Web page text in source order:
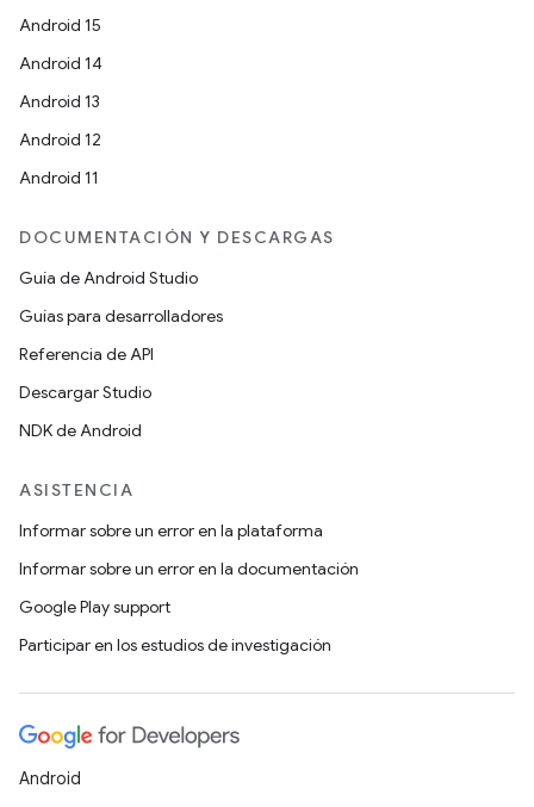
Android 15
Android 14
Android 13
Android 12
Android 11
DOCUMENTACIÓN Y DESCARGAS
Guía de Android Studio
Guías para desarrolladores
Referencia de API
Descargar Studio
NDK de Android
ASISTENCIA
Informar sobre un error en la plataforma
Informar sobre un error en la documentación
Google Play support
Participar en los estudios de investigación
Android